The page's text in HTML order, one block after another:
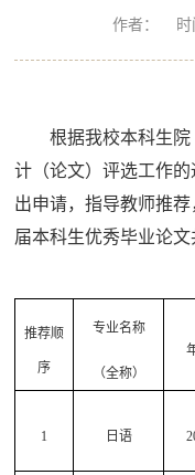
作者： 时
根据我校本科生
计（论文）评选工作
出申请，指导教师推
届本科生优秀毕业论文
推荐顺
序
专业名称
（全称）
1 日语